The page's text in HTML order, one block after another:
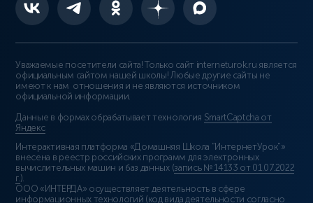
Уважаемые посетители сайта! Только сайт interneturok.ru является
официальным сайтом нашей школы! Любые другие сайты не
имеют к нам отношения и не являются источником
официальной информации.
Данные в формах обрабатывает технология SmartCaptcha от
Яндекс
Интерактивная платформа «Домашняя Школа “ИнтернетУрок”»
внесена в реестр российских программ для электронных
вычислительных машин и баз данных (запись № 14133 от 01.07.2022
г.).
ООО «ИНТЕРДА» осуществляет деятельность в сфере
информационных технологий (код вида деятельности согласно